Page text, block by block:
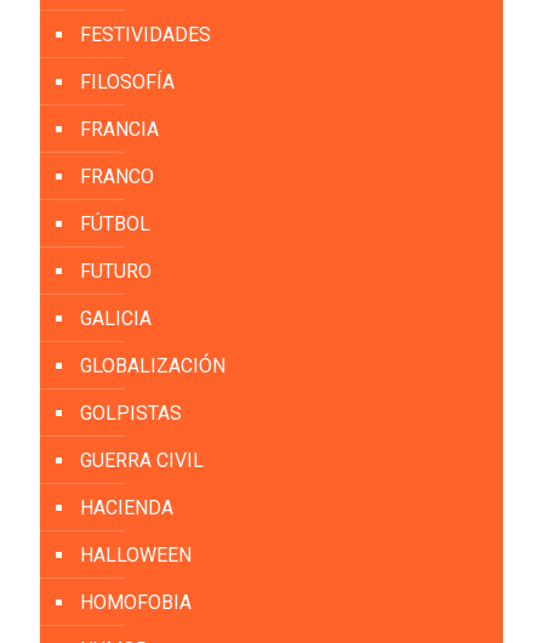
FESTIVIDADES
FILOSOFÍA
FRANCIA
FRANCO
FÚTBOL
FUTURO
GALICIA
GLOBALIZACIÓN
GOLPISTAS
GUERRA CIVIL
HACIENDA
HALLOWEEN
HOMOFOBIA